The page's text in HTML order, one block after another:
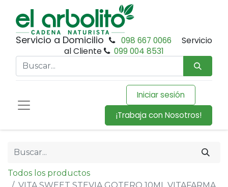
Servicio a Domicilio 098 667 0066
Servicio
al Cliente
099 004 8531
Iniciar sesión
¡Trabaja con Nosotros!
Todos los productos